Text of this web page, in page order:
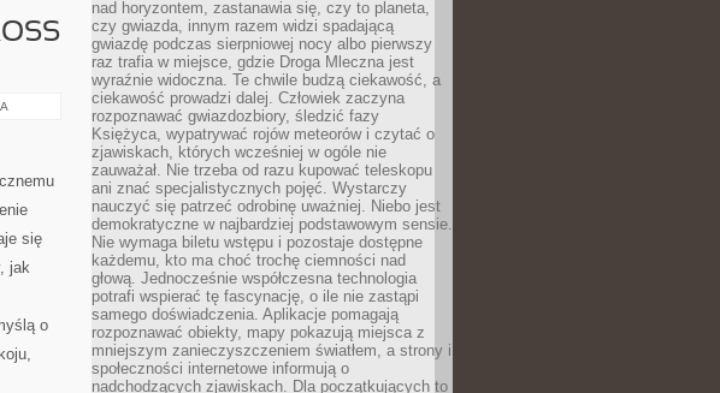
się
jak
o
nad horyzontem, zastanawia się, czy to planeta,
czy gwiazda, innym razem widzi spadającą
gwiazdę podczas sierpniowej nocy albo pierwszy
raz trafia w miejsce, gdzie Droga Mleczna jest
wyraźnie widoczna. Te chwile budzą ciekawość, a
ciekawość prowadzi dalej. Człowiek zaczyna
rozpoznawać gwiazdozbiory, śledzić fazy
Księżyca, wypatrywać rojów meteorów i czytać o
zjawiskach, których wcześniej w ogóle nie
zauważał. Nie trzeba od razu kupować teleskopu
ani znać specjalistycznych pojęć. Wystarczy
nauczyć się patrzeć odrobinę uważniej. Niebo jest
demokratyczne w najbardziej podstawowym sensie.
Nie wymaga biletu wstępu i pozostaje dostępne
każdemu, kto ma choć trochę ciemności nad
głową. Jednocześnie współczesna technologia
potrafi wspierać tę fascynację, o ile nie zastąpi
samego doświadczenia. Aplikacje pomagają
rozpoznawać obiekty, mapy pokazują miejsca z
mniejszym zanieczyszczeniem światłem, a strony i
społeczności internetowe informują o
nadchodzących zjawiskach. Dla początkujących to